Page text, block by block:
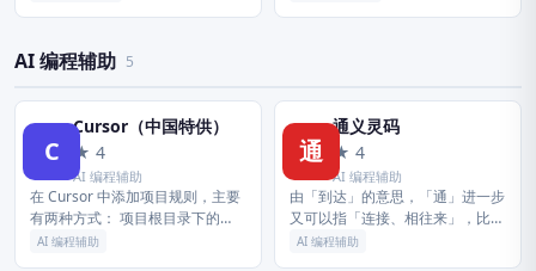
《铁》：「辛...
AI 编程辅助 5
C
Cursor（中国特供）
★ 4
AI 编程辅助
在 Cursor 中添加项目规则，主要
有两种方式： 项目根目录下的
.cursorrules 文件，以及新版
AI 编程辅助
通
通义灵码
★ 4
AI 编程辅助
由「到达」的意思，「通」进一步
又可以指「连接、相往来」，比如
「通商、串通、沟通、互通有
AI 编程辅助